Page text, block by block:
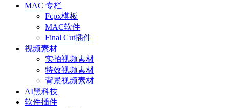
MAC 专栏
Fcpx模板
MAC软件
Final Cut插件
视频素材
实拍视频素材
特效视频素材
背景视频素材
AI黑科技
软件插件